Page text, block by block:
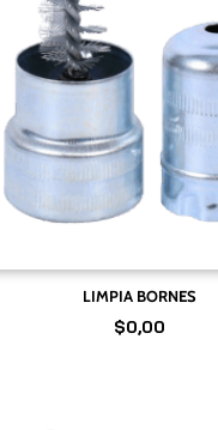
LIMPIA BORNES
$0,00